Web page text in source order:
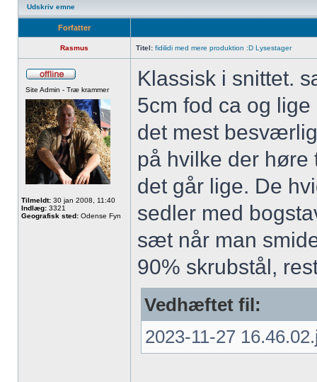
Udskriv emne
Forfatter
Rasmus Titel: fidilidi med mere produktion :D Lysestager
Site Admin - Træ krammer
Tilmeldt: 30 jan 2008, 11:40
Indlæg: 3321
Geografisk sted: Odense Fyn
Klassisk i snittet.
5cm fod ca og
det mest
på hvilke der
det går lige. De
sedler med
sæt når man
90% skrubstål,
Vedhæftet fil:
2023-11-27